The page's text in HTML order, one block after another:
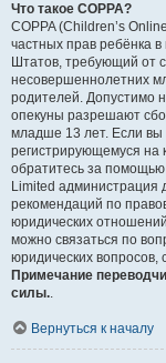
Что такое COPPA?
COPPA (Children’s
частных прав ребёнка
Штатов, требующий от
несовершеннолетних
родителей. Допустимо
опекуны разрешают
младше 13 лет. Если вы
регистрирующемуся на
обратитесь за помощью
Limited администрация
рекомендаций по
юридических
можно связаться по
юридических вопросов,
Примечание
силы..
Вернуться к началу